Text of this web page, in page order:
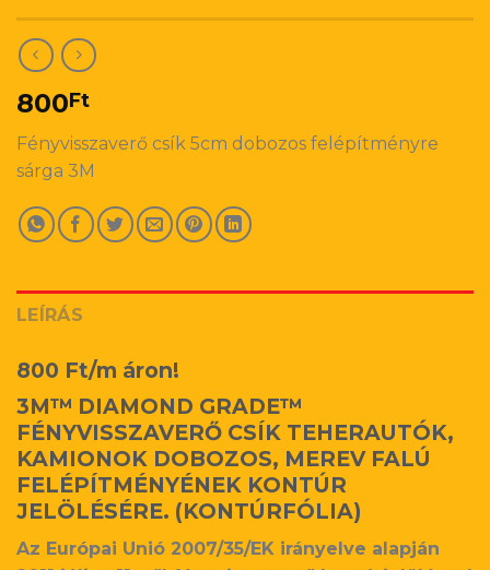
800Ft
Fényvisszaverő csík 5cm dobozos felépítményre
sárga 3M
LEÍRÁS
800 Ft/m áron!
3M™ DIAMOND GRADE™
FÉNYVISSZAVERŐ CSÍK TEHERAUTÓK,
KAMIONOK DOBOZOS, MEREV FALÚ
FELÉPÍTMÉNYÉNEK KONTÚR
JELÖLÉSÉRE. (KONTÚRFÓLIA)
Az Európai Unió 2007/35/EK irányelve alapján